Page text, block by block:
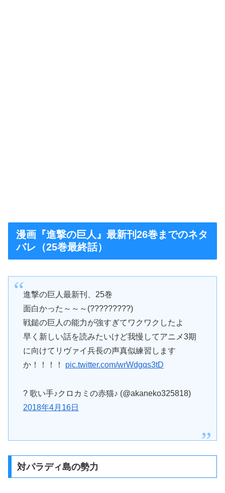
漫画『進撃の巨人』最新刊26巻までのネタ
バレ（25巻最終話）
進撃の巨人最新刊、25巻
面白かった～～～(?????????)
戦鎚の巨人の能力が強すぎてワクワクしたよ
早く新しい話を読みたいけど我慢してアニメ3期
に向けてリヴァイ兵長の声真似練習します
か！！！！ pic.twitter.com/wrWdgqs3tD
? 歌い手♪クロカミの赤猫♪ (@akaneko325818)
2018年4月16日
対パラディ島の勢力